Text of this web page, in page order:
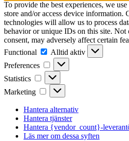
To provide the best experiences, we
store and/or access device information.
technologies will allow us to process
behavior or unique IDs on this site.
consent, may adversely affect certain
Functional
Functional
Alltid aktiv
Preferences
Preferences
Statistics Statistics
Marketing Marketing
Hantera alternativ
Hantera tjänster
Hantera {vendor_count}-
Läs mer om dessa syften